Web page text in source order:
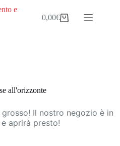
Carrello
0,00€
all'orizzonte
Il nostro negozio è in
aprirà presto!